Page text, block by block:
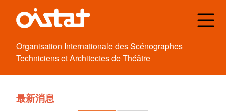
Organisation Internationale desScénographes
Techniciens etArchitectes deThéâtre
最新消息